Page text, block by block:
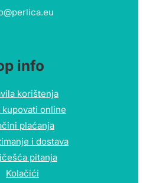
info
korištenja
kupovati online
plaćanja
i dostava
pitanja
Kolačići